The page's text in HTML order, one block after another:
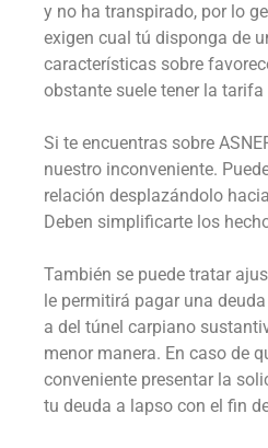
y no ha transpirado, por lo
exigen cual tú disponga de
características sobre
obstante suele tener la
Si te encuentras sobre
nuestro inconveniente.
relación desplazándolo
Deben simplificarte los
También se puede tratar
le permitirá pagar una
a del túnel carpiano
menor manera. En caso de
conveniente presentar la
tu deuda a lapso con el fin